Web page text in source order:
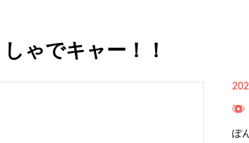
ゃでキャー！！
ぽ